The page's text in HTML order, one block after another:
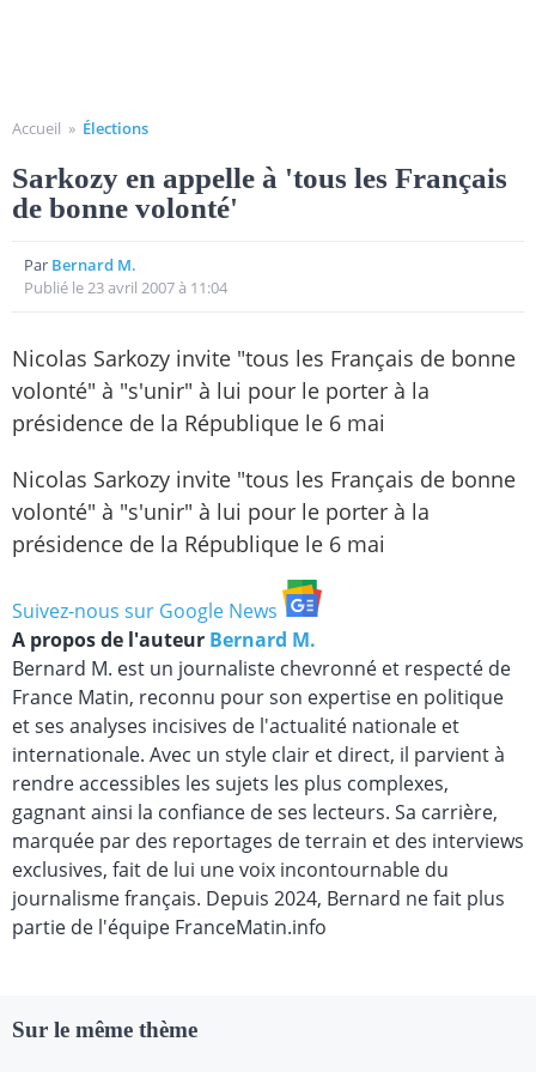
Accueil » Élections
Sarkozy en appelle à 'tous les Français
de bonne volonté'
Par Bernard M.
Publié le 23 avril 2007 à 11:04
Nicolas Sarkozy invite "tous les Français de bonne
volonté" à "s'unir" à lui pour le porter à la
présidence de la République le 6 mai
Nicolas Sarkozy invite "tous les Français de bonne
volonté" à "s'unir" à lui pour le porter à la
présidence de la République le 6 mai
Suivez-nous sur Google News
A propos de l'auteur Bernard M.
Bernard M. est un journaliste chevronné et respecté de
France Matin, reconnu pour son expertise en politique
et ses analyses incisives de l'actualité nationale et
internationale. Avec un style clair et direct, il parvient à
rendre accessibles les sujets les plus complexes,
gagnant ainsi la confiance de ses lecteurs. Sa carrière,
marquée par des reportages de terrain et des interviews
exclusives, fait de lui une voix incontournable du
journalisme français. Depuis 2024, Bernard ne fait plus
partie de l'équipe FranceMatin.info
Sur le même thème